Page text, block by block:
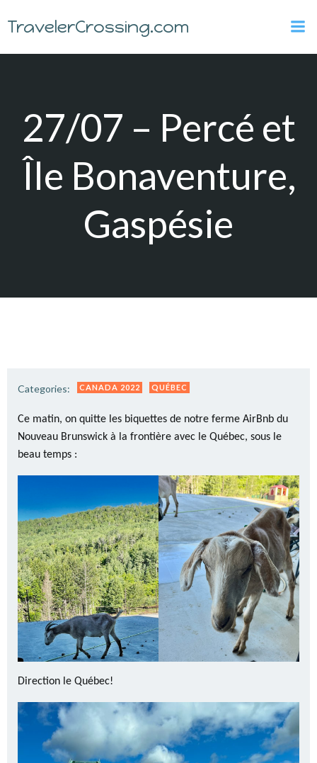
to
TravelerCrossing.com
27/07 – Percé et
Île Bonaventure,
Gaspésie
Categories: CANADA 2022 QUÉBEC
Ce matin, on quitte les biquettes de notre ferme AirBnb du
Nouveau Brunswick à la frontière avec le Québec, sous le
beau temps :
Direction le Québec!